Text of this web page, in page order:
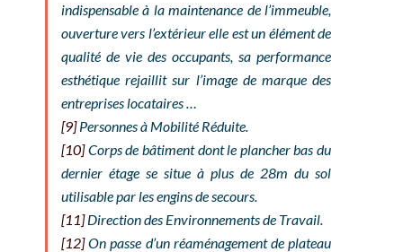
indispensable à la maintenance de l’immeuble,
ouverture vers l’extérieur elle est un élément de
qualité de vie des occupants, sa performance
esthétique rejaillit sur l’image de marque des
entreprises locataires …
[9]Personnes à Mobilité Réduite.
[10]Corps de bâtiment dont le plancher bas du
dernier étage se situe à plus de 28m du sol
utilisable par les engins de secours.
[11]Direction des Environnements de Travail.
[12]On passe d’un réaménagement de plateau